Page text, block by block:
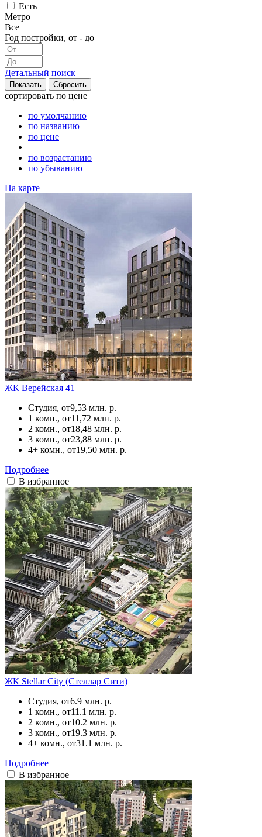
Есть
Метро
Все
Год постройки, от - до
Детальный поиск
сортировать по цене
по умолчанию
по названию
по цене
по возрастанию
по убыванию
На карте
ЖК Верейская 41
Студия, от9,53 млн. р.
1 комн., от11,72 млн. р.
2 комн., от18,48 млн. р.
3 комн., от23,88 млн. р.
4+ комн., от19,50 млн. р.
Подробнее
В избранное
ЖК Stellar City (Стеллар Сити)
Студия, от6.9 млн. р.
1 комн., от11.1 млн. р.
2 комн., от10.2 млн. р.
3 комн., от19.3 млн. р.
4+ комн., от31.1 млн. р.
Подробнее
В избранное